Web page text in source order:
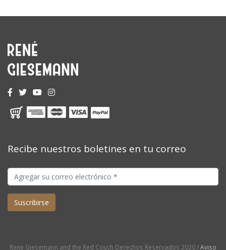
Recibe nuestros boletines en tu correo
Rene Giesemann and the Red Couch Derechos Reservados 2020 /Aviso